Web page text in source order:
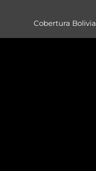
Cobertura Bolivia